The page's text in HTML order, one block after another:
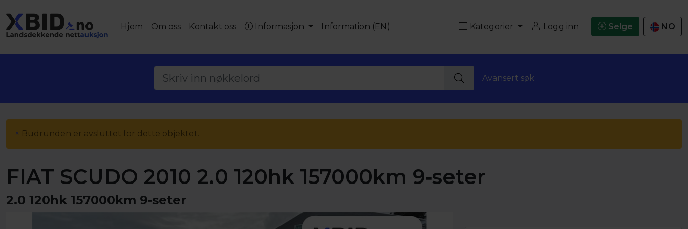
Hjem Om oss Kontakt oss Informasjon Information (EN) Kategorier Logg inn Selge NO
Avansert søk
× Budrunden er avsluttet for dette objektet.
FIAT SCUDO 2010 2.0 120hk 157000km 9‑seter
2.0 120hk 157000km 9‑seter